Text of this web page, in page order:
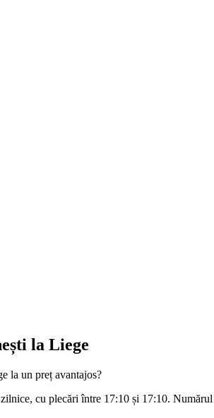
la Liege
la un preț avantajos?
cu plecări între 17:10 și 17:10.